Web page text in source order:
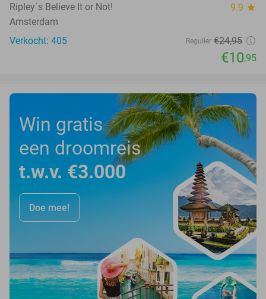
Ripley´s Believe It or Not! 9.9 star
Amsterdam
Verkocht: 405
Regulier €24,95
€10,95
Win gratis
een droomreis
t.w.v. €3.000
Doe mee!